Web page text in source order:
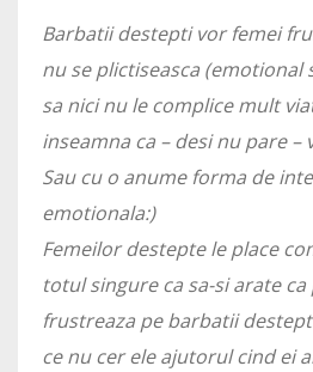
Barbatii destepti vor femei
nu se plictiseasca (emotional
sa nici nu le complice mult
inseamna ca – desi nu pare –
Sau cu o anume forma de
emotionala:)
Femeilor destepte le place
totul singure ca sa-si arate
frustreaza pe barbatii
ce nu cer ele ajutorul cind ei